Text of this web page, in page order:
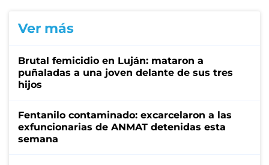
Ver más
Brutal femicidio en Luján: mataron a
puñaladas a una joven delante de sus tres
hijos
Fentanilo contaminado: excarcelaron a las
exfuncionarias de ANMAT detenidas esta
semana